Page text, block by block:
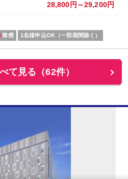
28,800円～29,200円
禁煙 1名様申込OK（一部期間除く）
て見る（62件）